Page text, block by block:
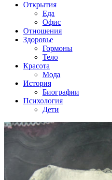
Открытия
Еда
Офис
Отношения
Здоровье
Гормоны
Тело
Красота
Мода
История
Биографии
Психология
Дети